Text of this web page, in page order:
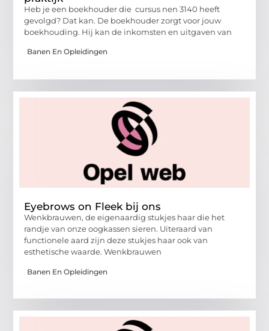
Heb je een boekhouder die cursus nen 3140 heeft
gevolgd? Dat kan. De boekhouder zorgt voor jouw
boekhouding. Hij kan de inkomsten en uitgaven van
Banen En Opleidingen
Eyebrows on Fleek bij ons
Wenkbrauwen, de eigenaardig stukjes haar die het
randje van onze oogkassen sieren. Uiteraard van
functionele aard zijn deze stukjes haar ook van
esthetische waarde. Wenkbrauwen
Banen En Opleidingen